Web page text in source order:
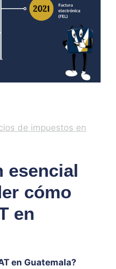
de impuestos en
esencial
cómo
en
en Guatemala?